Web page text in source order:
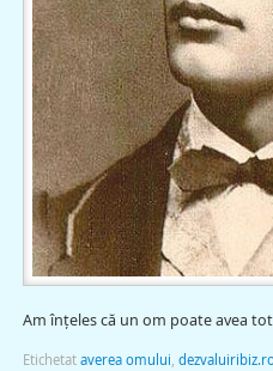
Am înţeles că un om poate avea
Etichetat averea omului